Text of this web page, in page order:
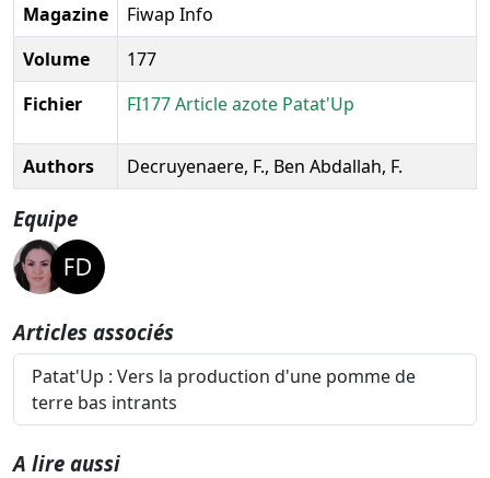
Magazine
Fiwap Info
Volume
177
Fichier
FI177 Article azote Patat'Up
Authors Decruyenaere, F., Ben Abdallah, F.
Equipe
Articles associés
Patat'Up : Vers la production d'une pomme de
terre bas intrants
A lire aussi